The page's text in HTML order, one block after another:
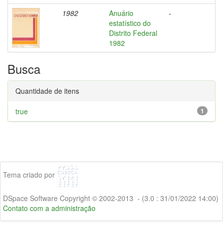
1982
Anuário
estatístico do
Distrito Federal
1982
-
Busca
Quantidade de itens
1
true
Tema criado por
DSpace Software Copyright © 2002-2013 - (3.0 : 31/01/2022 14:00)
Contato com a administração